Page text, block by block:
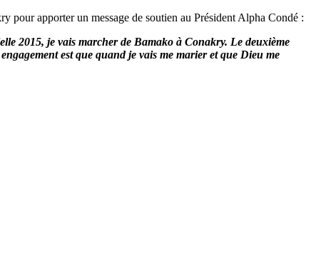
pour apporter un message de soutien au Président Alpha Condé :
2015, je vais marcher de Bamako à Conakry. Le deuxième
est que quand je vais me marier et que Dieu me